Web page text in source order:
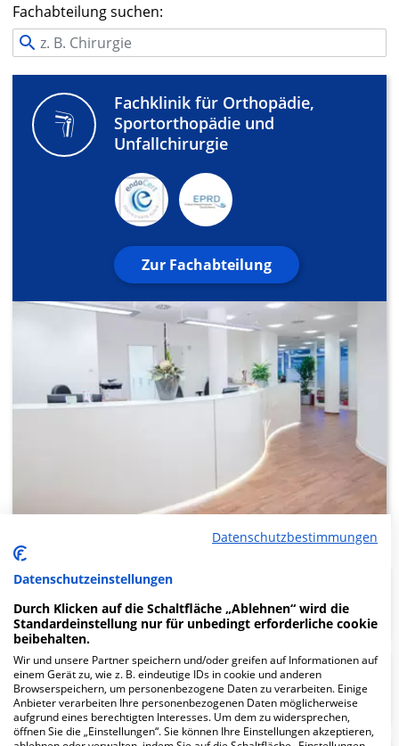
Fachabteilung suchen:
Fachklinik für Orthopädie,
Sportorthopädie und
Unfallchirurgie
Zur Fachabteilung
Klinik für Innere Medizin
Klinik für Frauenheilkunde und
Geburtshilfe
Datenschutzbestimmungen
Datenschutzeinstellungen
Durch Klicken auf die Schaltfläche „Ablehnen“ wird die
Standardeinstellung nur für unbedingt erforderliche cookie
beibehalten.
Wir und unsere Partner speichern und/oder greifen auf Informationen auf
einem Gerät zu, wie z. B. eindeutige IDs in cookie und anderen
Browserspeichern, um personenbezogene Daten zu verarbeiten. Einige
Anbieter verarbeiten Ihre personenbezogenen Daten möglicherweise
aufgrund eines berechtigten Interesses. Um dem zu widersprechen,
öffnen Sie die „Einstellungen“. Sie können Ihre Einstellungen akzeptieren,